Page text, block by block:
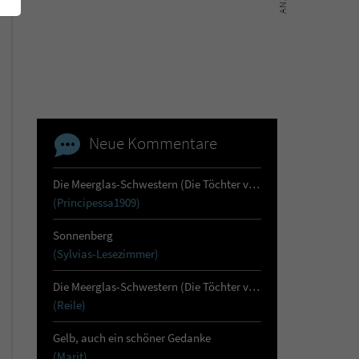
Neue Kommentare
Die Meerglas-Schwestern (Die Töchter von Skara 1)
(Principessa1909)
Sonnenberg
(Sylvias-Lesezimmer)
Die Meerglas-Schwestern (Die Töchter von Skara 1)
(Reile)
Gelb, auch ein schöner Gedanke